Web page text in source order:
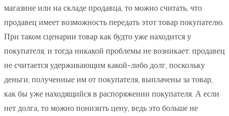
магазине или на складе продавца, то можно считать, что
продавец имеет возможность передать этот товар покупателю.
При таком сценарии товар как будто уже находится у
покупателя, и тогда никакой проблемы не возникает: продавец
не считается удерживающим какой-либо долг, поскольку
деньги, полученные им от покупателя, выплачены за товар,
как бы уже находящийся в распоряжении покупателя. А если
нет долга, то можно понизить цену, ведь это больше не